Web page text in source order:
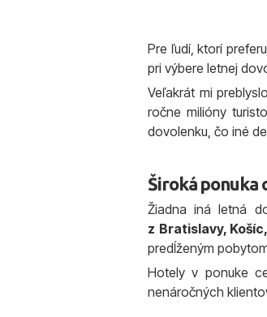
Pre ľudí, ktorí
pri výbere letnej
Veľakrát mi
ročne milióny
dovolenku, čo iné
Široká ponuka
Žiadna iná letná
z Bratislavy,
predĺženým
Hotely v ponuke
nenáročných